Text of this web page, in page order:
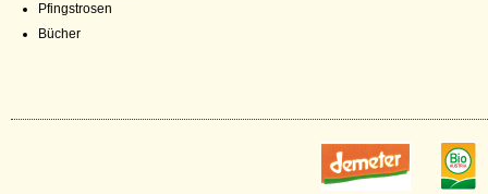
Pfingstrosen
Bücher